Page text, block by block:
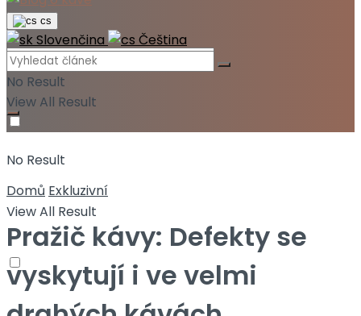
No Result
View All Result
cs
Slovenčina Čeština
No Result
View All Result
Domů Exkluzivní
Pražič kávy: Defekty se
vyskytují i ve velmi